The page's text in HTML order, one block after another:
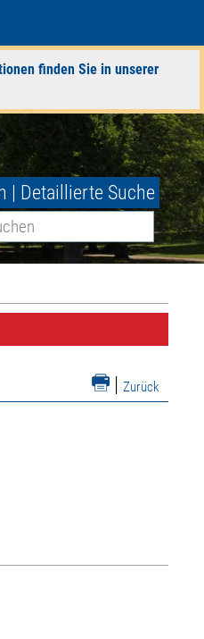
finden Sie in unserer
| Detaillierte Suche
| Zurück